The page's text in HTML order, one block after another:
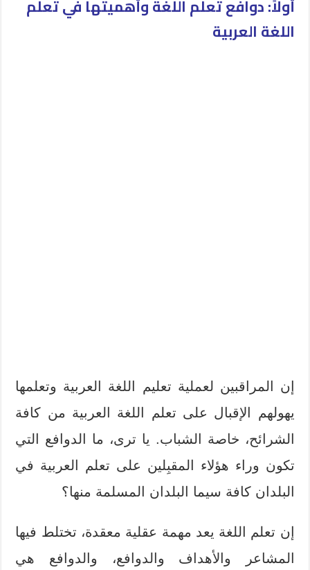
أولاً: دوافع تعلم اللغة وأهميتها في تعلم
اللغة العربية
إن المراقبين لعملية تعليم اللغة العربية وتعلمها
يهولهم الإقبال على تعلم اللغة العربية من كافة
الشرائح، خاصة الشباب. يا ترى، ما الدوافع التي
تكون وراء هؤلاء المقبِلين على تعلم العربية في
البلدان كافة سيما البلدان المسلمة منها؟
إن تعلم اللغة يعد مهمة عقلية معقدة، تختلط فيها
المشاعر والأهداف والدوافع، والدوافع هي